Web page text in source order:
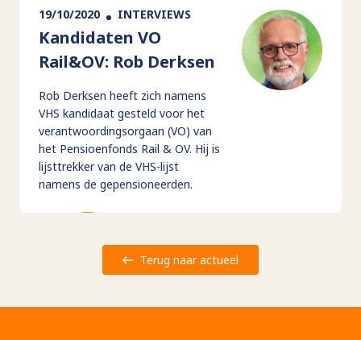
19/10/2020 INTERVIEWS
Kandidaten VO
Rail&OV: Rob Derksen
Rob Derksen heeft zich namens
VHS kandidaat gesteld voor het
verantwoordingsorgaan (VO) van
het Pensioenfonds Rail & OV. Hij is
lijsttrekker van de VHS-lijst
namens de gepensioneerden.
Terug naar actueel